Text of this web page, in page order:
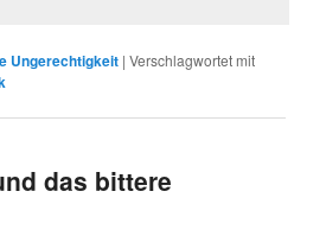
Ungerechtigkeit |Verschlagwortet mit
das bittere